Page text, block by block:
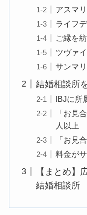
アスマ
ライフ
ご縁を
ツヴァ
サンマ
結婚相談所
IBJに所
「お見
人以上
「お見
料金が
【まとめ】
結婚相談所